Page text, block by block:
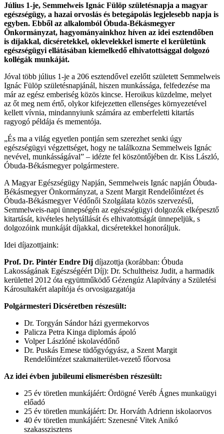
Július 1-je, Semmelweis Ignác Fülöp születésnapja a magyar
egészségügy, a hazai orvoslás és betegápolás legjelesebb napja is
egyben. Ebből az alkalomból Óbuda-Békásmegyer
Önkormányzat, hagyományainkhoz híven az idei esztendőben
is díjakkal, dicséretekkel, oklevelekkel ismerte el kerületünk
egészségügyi ellátásában kiemelkedő elhivatottsággal dolgozó
kollégák munkáját.
Jóval több július 1-je a 206 esztendővel ezelőtt született Semmelweis
Ignác Fülöp születésnapjánál, hiszen munkássága, felfedezése ma
már az egész emberiség közös kincse. Heroikus küzdelme, melyet
az őt meg nem értő, olykor kifejezetten ellenséges környezetével
kellett vívnia, mindannyiunk számára az emberfeletti kitartás
ragyogó példája és mementója.
„És ma a világ egyetlen pontján sem szerezhet senki úgy
egészségügyi végzettséget, hogy ne találkozna Semmelweis Ignác
nevével, munkásságával” – idézte fel köszöntőjében dr. Kiss László,
Óbuda-Békásmegyer polgármestere.
A Magyar Egészségügy Napján, Semmelweis Ignác napján Óbuda-
Békásmegyer Önkormányzat, a Szent Margit Rendelőintézet és
Óbuda-Békásmegyer Védőnői Szolgálata közös szervezésű,
Semmelweis-napi ünnepségén az egészségügyi dolgozók elképesztő
kitartását, kivételes helytállását és elhivatottságát ünnepeljük, s
dolgozóink munkáját díjakkal, dicséretekkel honoráljuk.
Idei díjazottjaink:
Prof. Dr. Pintér Endre Díj díjazottja (korábban: Óbuda
Lakosságának Egészségéért Díj): Dr. Schultheisz Judit, a harmadik
kerülettel 2012 óta együttműködő Gézengúz Alapítvány a Születési
Károsultakért alapítója és orvosigazgatója
Polgármesteri Dicséretben részesült:
Dr. Torgyán Sándor házi gyermekorvos
Palicza Petra Kinga diplomás ápoló
Volper Lászlóné iskolavédőnő
Dr. Puskás Emese tüdőgyógyász, a Szent Margit
Rendelőintézet szakmaiterület-vezető főorvosa
Az idei évben jubileumi elismerésben részesült:
25 év töretlen munkájáért: Ördögné Veréb Ágnes munkaügyi
előadó
25 év töretlen munkájáért: Dr. Horváth Adrienn iskolaorvos
40 év töretlen munkájáért: Szenesné Vitek Anikó
szakasszisztens